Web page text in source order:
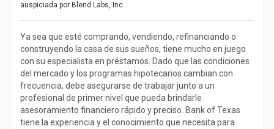
auspiciada por Blend Labs, Inc.
Ya sea que esté comprando, vendiendo, refinanciando o
construyendo la casa de sus sueños, tiene mucho en juego
con su especialista en préstamos. Dado que las condiciones
del mercado y los programas hipotecarios cambian con
frecuencia, debe asegurarse de trabajar junto a un
profesional de primer nivel que pueda brindarle
asesoramiento financiero rápido y preciso. Bank of Texas
tiene la experiencia y el conocimiento que necesita para